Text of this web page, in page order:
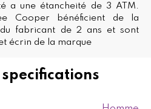
specifications
a une étancheité de 3 ATM.
Cooper bénéficient de la
fabricant de 2 ans et sont
écrin de la marque